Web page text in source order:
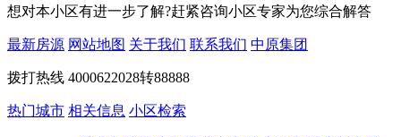
想对本小区有进一步了解?赶紧咨询小区专家为您综合解答
最新房源 网站地图 关于我们 联系我们 中原集团
拨打热线 4000622028转88888
热门城市 相关信息 小区检索